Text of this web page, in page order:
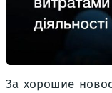
За хорошие